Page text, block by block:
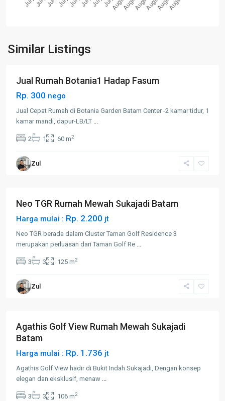
Similar Listings
Batam
Kota
Jual Rumah Botania1 Hadap Fasum
Rp. 300 nego
Jual Cepat Rumah di Botania Garden Batam Center -2 kamar tidur, 1
kamar mandi, dapur-LB/LT ...
2 1 60 m2
Zul
Batam
Kota,
Neo TGR Rumah Mewah Sukajadi Batam
Harga mulai : Rp. 2.200 jt
Neo TGR berada dalam Cluster Taman Golf Residence 3
merupakan perluasan dari Taman Golf Re ...
3 3 125 m2
Zul
Batam
Kota,
Agathis Golf View Rumah Mewah Sukajadi
Batam
Harga mulai : Rp. 1.736 jt
Agathis Golf View hadir di Bukit Indah Sukajadi, Dengan konsep
elegan dan eksklusif, menaw ...
3 3 106 m2